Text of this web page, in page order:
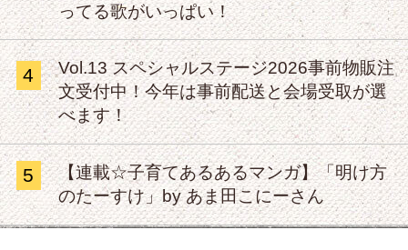
ってる歌がいっぱい！
4
Vol.13 スペシャルステージ2026事前物販注
文受付中！今年は事前配送と会場受取が選
べます！
5
【連載☆子育てあるあるマンガ】「明け方
のたーすけ」by あま田こにーさん